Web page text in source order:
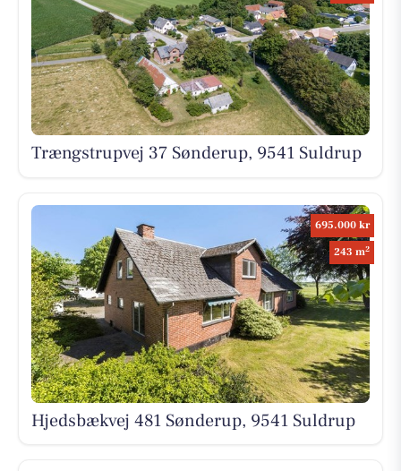
Trængstrupvej 37 Sønderup, 9541 Suldrup
695.000 kr
243 m2
Hjedsbækvej 481 Sønderup, 9541 Suldrup